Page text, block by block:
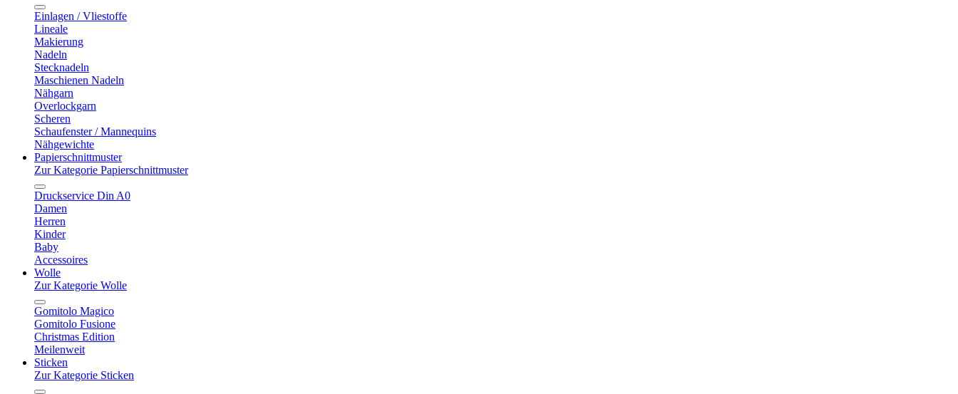
Einlagen / Vliestoffe
Lineale
Makierung
Nadeln
Stecknadeln
Maschienen Nadeln
Nähgarn
Overlockgarn
Scheren
Schaufenster / Mannequins
Nähgewichte
Papierschnittmuster
Zur Kategorie Papierschnittmuster
Druckservice Din A0
Damen
Herren
Kinder
Baby
Accessoires
Wolle
Zur Kategorie Wolle
Gomitolo Magico
Gomitolo Fusione
Christmas Edition
Meilenweit
Sticken
Zur Kategorie Sticken